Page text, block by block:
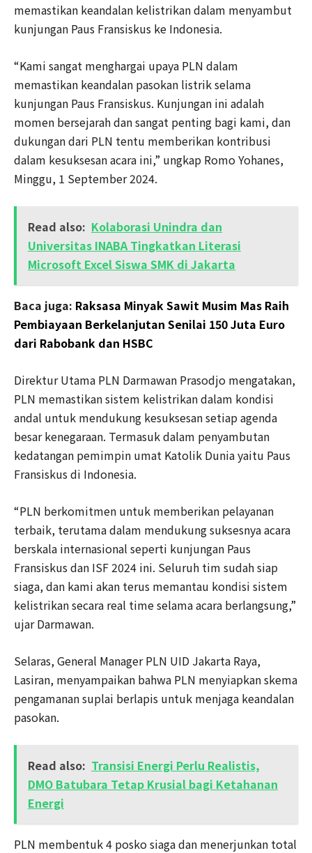
memastikan keandalan kelistrikan dalam menyambut
kunjungan Paus Fransiskus ke Indonesia.
“Kami sangat menghargai upaya PLN dalam
memastikan keandalan pasokan listrik selama
kunjungan Paus Fransiskus. Kunjungan ini adalah
momen bersejarah dan sangat penting bagi kami, dan
dukungan dari PLN tentu memberikan kontribusi
dalam kesuksesan acara ini,” ungkap Romo Yohanes,
Minggu, 1 September 2024.
Read also: Kolaborasi Unindra dan
Universitas INABA Tingkatkan Literasi
Microsoft Excel Siswa SMK di Jakarta
Baca juga: Raksasa Minyak Sawit Musim Mas Raih
Pembiayaan Berkelanjutan Senilai 150 Juta Euro
dari Rabobank dan HSBC
Direktur Utama PLN Darmawan Prasodjo mengatakan,
PLN memastikan sistem kelistrikan dalam kondisi
andal untuk mendukung kesuksesan setiap agenda
besar kenegaraan. Termasuk dalam penyambutan
kedatangan pemimpin umat Katolik Dunia yaitu Paus
Fransiskus di Indonesia.
“PLN berkomitmen untuk memberikan pelayanan
terbaik, terutama dalam mendukung suksesnya acara
berskala internasional seperti kunjungan Paus
Fransiskus dan ISF 2024 ini. Seluruh tim sudah siap
siaga, dan kami akan terus memantau kondisi sistem
kelistrikan secara real time selama acara berlangsung,”
ujar Darmawan.
Selaras, General Manager PLN UID Jakarta Raya,
Lasiran, menyampaikan bahwa PLN menyiapkan skema
pengamanan suplai berlapis untuk menjaga keandalan
pasokan.
Read also: Transisi Energi Perlu Realistis,
DMO Batubara Tetap Krusial bagi Ketahanan
Energi
PLN membentuk 4 posko siaga dan menerjunkan total